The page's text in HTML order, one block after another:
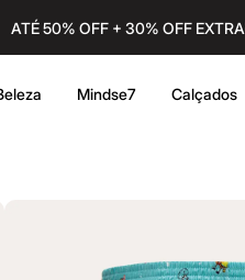
ATÉ 50% OFF + 30% OFF EXTRA
Mindse7 Calçados